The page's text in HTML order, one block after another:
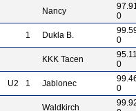
Nancy
0
1 Dukla B.
0
KKK Tacen
95.11
0
U2 1 Jablonec
0
Waldkirch